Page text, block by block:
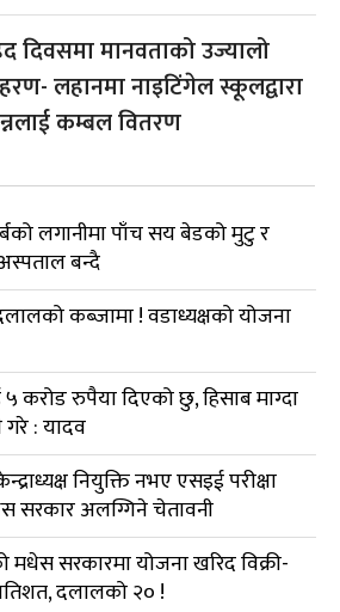
दिवसमा मानवताको उज्यालो
लहानमा नाइटिंगेल स्कूलद्वारा
कम्बल वितरण
लगानीमा पाँच सय बेडको मुटु र
बन्दै
कब्जामा ! वडाध्यक्षको योजना
करोड रुपैया दिएको छु, हिसाब माग्दा
गरे : यादव
नियुक्ति नभए एसइई परीक्षा
सरकार अलग्गिने चेतावनी
सरकारमा योजना खरिद विक्री-
दलालको २० !